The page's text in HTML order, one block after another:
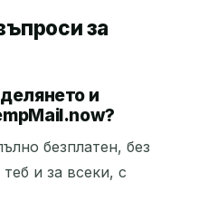
за
и
безплатен, без
и за всеки, с